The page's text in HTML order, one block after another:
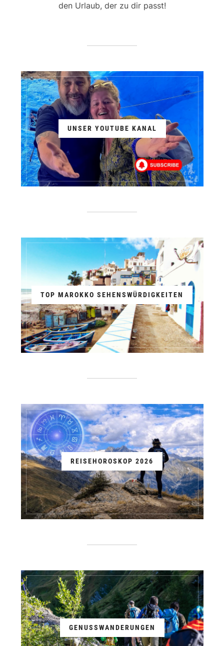
den Urlaub, der zu dir passt!
UNSER YOUTUBE KANAL
TOP MAROKKO SEHENSWÜRDIGKEITEN
REISEHOROSKOP 2026
GENUSSWANDERUNGEN